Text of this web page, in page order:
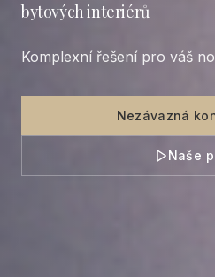
bytových interiérů
Komplexní řešení pro váš
Nezávazná
Naše